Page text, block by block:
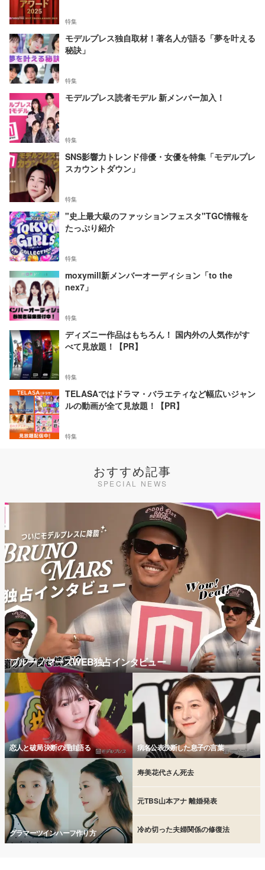
特集
モデルプレス独自取材！著名人が語る「夢を叶える
秘訣」
特集
モデルプレス読者モデル 新メンバー加入！
特集
SNS影響力トレンド俳優・女優を特集「モデルプレ
スカウントダウン」
特集
"史上最大級のファッションフェスタ"TGC情報を
たっぷり紹介
特集
moxymill新メンバーオーディション「to the
nex7」
特集
ディズニー作品はもちろん！ 国内外の人気作がす
べて見放題！【PR】
特集
TELASAではドラマ・バラエティなど幅広いジャン
ルの動画が全て見放題！【PR】
特集
おすすめ記事
SPECIAL NEWS
ブルーノマーズWEB独占インタビュー
恋人と破局 決断の理由語る 病名公表決断した息子の言葉
グラマーツインハーフ作り方
寿美花代さん死去
元TBS山本アナ 離婚発表
冷め切った夫婦関係の修復法